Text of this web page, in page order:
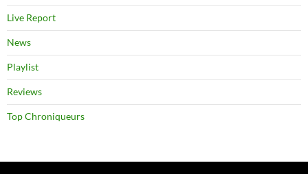
Live Report
News
Playlist
Reviews
Top Chroniqueurs